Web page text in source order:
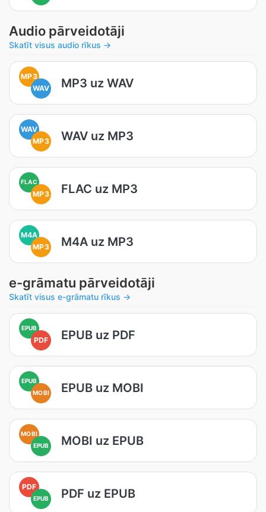
Audio pārveidotāji
Skatīt visus audio rīkus →
MP3
WAV
MP3 uz WAV
WAV
MP3
WAV uz MP3
FLAC
MP3 FLAC uz MP3
M4A
MP3
M4A uz MP3
e-grāmatu pārveidotāji
Skatīt visus e-grāmatu rīkus →
EPUB
PDF EPUB uz PDF
EPUB
MOBI
EPUB uz MOBI
MOBI
EPUB
MOBI uz EPUB
PDF
EPUB PDF uz EPUB